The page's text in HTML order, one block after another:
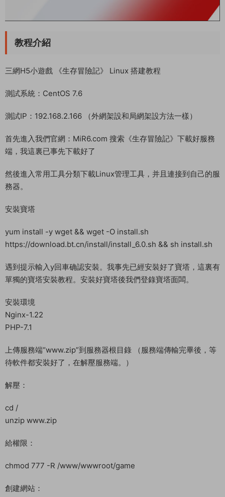
教程介紹
三網H5小遊戲 《生存冒險記》 Linux 搭建教程
測試系統：CentOS 7.6
測試IP：192.168.2.166 （外網架設和局網架設方法一樣）
首先進入我們官網：MiR6.com 搜索《生存冒險記》下載好服務
端，我這裏已事先下載好了
然後進入常用工具分類下載Linux管理工具，并且連接到自己的服
務器。
安裝寶塔
yum install -y wget && wget -O install.sh
https://download.bt.cn/install/install_6.0.sh && sh install.sh
遇到提示輸入y回車确認安裝。我事先已經安裝好了寶塔，這裏有
單獨的寶塔安裝教程。安裝好寶塔後我們登錄寶塔面闆。
安裝環境
Nginx-1.22
PHP-7.1
上傳服務端“www.zip”到服務器根目錄 （服務端傳輸完畢後，等
待軟件都安裝好了，在解壓服務端。）
解壓：
cd /
unzip www.zip
給權限：
chmod 777 -R /www/wwwroot/game
創建網站：